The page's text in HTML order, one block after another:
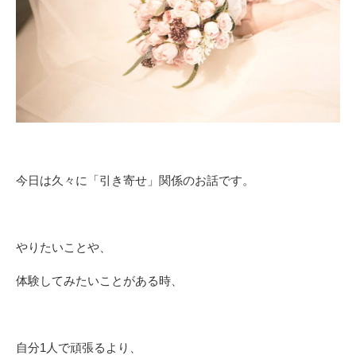
今日は久々に「引き寄せ」関係のお話です。
やりたいことや、
体験してみたいことがある時、
自分1人で頑張るより、